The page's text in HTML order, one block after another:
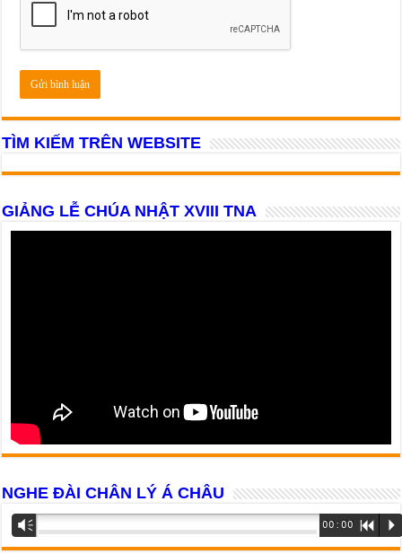
TÌM KIẾM TRÊN WEBSITE
GIẢNG LỄ CHÚA NHẬT XVIII TNA
NGHE ĐÀI CHÂN LÝ Á CHÂU
Trình
phát
Vm 00:00 R P